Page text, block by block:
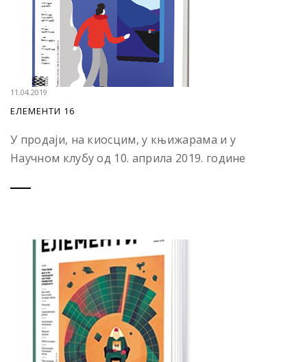
11.04.2019
ЕЛЕМЕНТИ 16
У продаји, на киосцим, у књижарама и у
Научном клубу од 10. априла 2019. године